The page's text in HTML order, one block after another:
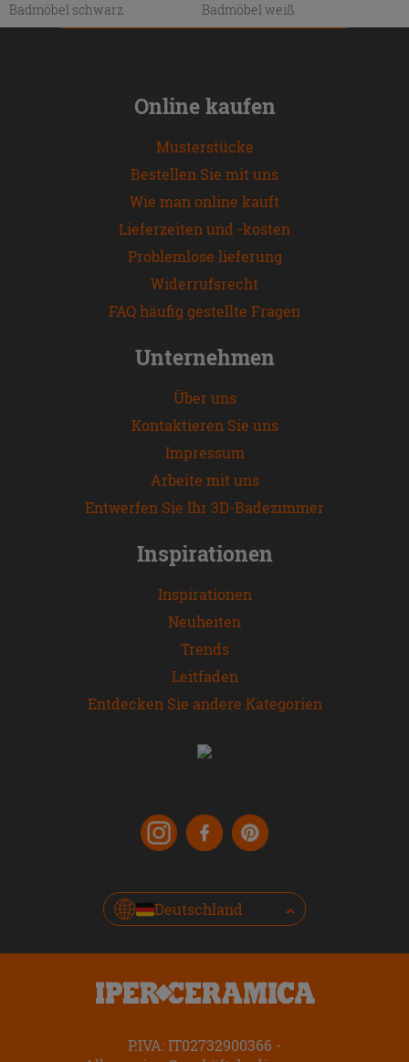
Badmöbel schwarz
Badmöbel weiß
Online kaufen
Musterstücke
Bestellen Sie mit uns
Wie man online kauft
Lieferzeiten und -kosten
Problemlose lieferung
Widerrufsrecht
FAQ häufig gestellte Fragen
Unternehmen
Über uns
Kontaktieren Sie uns
Impressum
Arbeite mit uns
Entwerfen Sie Ihr 3D-Badezimmer
Inspirationen
Inspirationen
Neuheiten
Trends
Leitfaden
Entdecken Sie andere Kategorien
Deutschland
P.IVA: IT02732900366